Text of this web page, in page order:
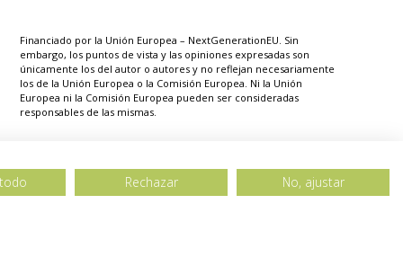
Financiado por la Unión Europea – NextGenerationEU. Sin
embargo, los puntos de vista y las opiniones expresadas son
únicamente los del autor o autores y no reflejan necesariamente
los de la Unión Europea o la Comisión Europea. Ni la Unión
Europea ni la Comisión Europea pueden ser consideradas
responsables de las mismas.
Mapa web
Rechazar No, ajustar